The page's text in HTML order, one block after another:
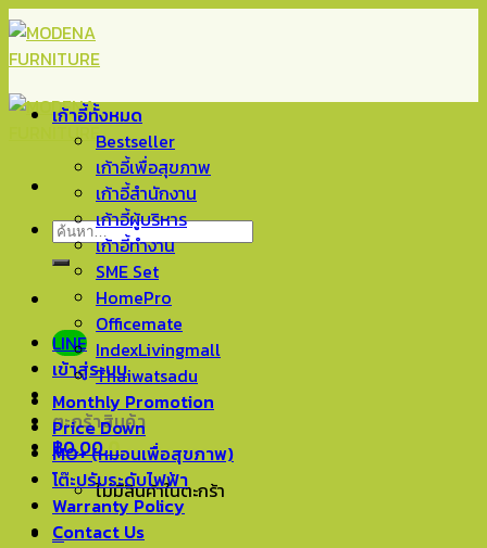
Skip
to
content
ค้นหา:
LINE
เข้าสู่ระบบ
ตะกร้าสินค้า
฿0.00 0
ไม่มีสินค้าในตะกร้า
0
เก้าอี้ทั้งหมด
Bestseller
เก้าอี้เพื่อสุขภาพ
เก้าอี้สำนักงาน
เก้าอี้ผู้บริหาร
เก้าอี้ทำงาน
SME Set
HomePro
Officemate
IndexLivingmall
Thaiwatsadu
Monthly Promotion
Price Down
MO+ (หมอนเพื่อสุขภาพ)
โต๊ะปรับระดับไฟฟ้า
Warranty Policy
Contact Us